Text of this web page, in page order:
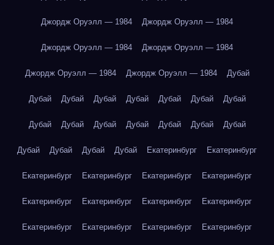
Джордж Оруэлл — 1984 Джордж Оруэлл — 1984
Джордж Оруэлл — 1984 Джордж Оруэлл — 1984
Джордж Оруэлл — 1984 Джордж Оруэлл — 1984 Дубай
Дубай Дубай Дубай Дубай Дубай Дубай Дубай
Дубай Дубай Дубай Дубай Дубай Дубай Дубай
Дубай Дубай Дубай Дубай Екатеринбург Екатеринбург
Екатеринбург Екатеринбург Екатеринбург Екатеринбург
Екатеринбург Екатеринбург Екатеринбург Екатеринбург
Екатеринбург Екатеринбург Екатеринбург Екатеринбург